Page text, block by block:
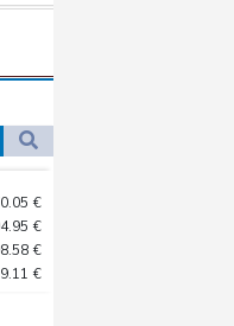
€
€
€
€